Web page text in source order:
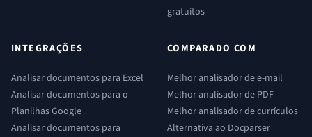
gratuitos
INTEGRAÇÕES
Analisar documentos para Excel
Analisar documentos para o
Planilhas Google
Analisar documentos para
COMPARADO COM
Melhor analisador de e-mail
Melhor analisador de PDF
Melhor analisador de currículos
Alternativa ao Docparser